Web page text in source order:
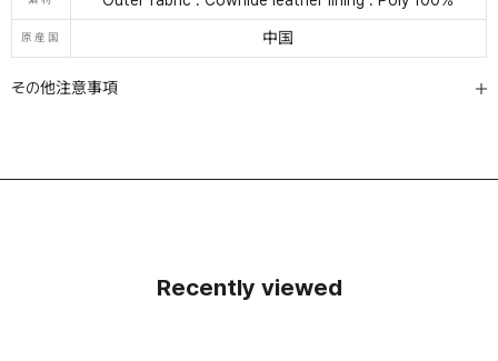
原産国 中国
その他注意事項
Recently viewed